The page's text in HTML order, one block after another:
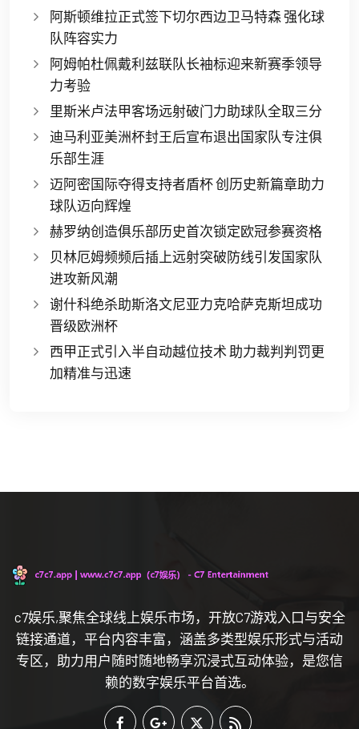
阿斯顿维拉正式签下切尔西边卫马特森 强化球
队阵容实力
阿姆帕杜佩戴利兹联队长袖标迎来新赛季领导
力考验
里斯米卢法甲客场远射破门力助球队全取三分
迪马利亚美洲杯封王后宣布退出国家队专注俱
乐部生涯
迈阿密国际夺得支持者盾杯 创历史新篇章助力
球队迈向辉煌
赫罗纳创造俱乐部历史首次锁定欧冠参赛资格
贝林厄姆频频后插上远射突破防线引发国家队
进攻新风潮
谢什科绝杀助斯洛文尼亚力克哈萨克斯坦成功
晋级欧洲杯
西甲正式引入半自动越位技术 助力裁判判罚更
加精准与迅速
c7娱乐,聚焦全球线上娱乐市场，开放C7游戏入口与安全
链接通道，平台内容丰富，涵盖多类型娱乐形式与活动
专区，助力用户随时随地畅享沉浸式互动体验，是您信
赖的数字娱乐平台首选。